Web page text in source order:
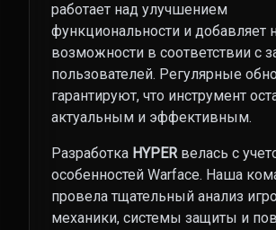
работает над улучшением
функциональности и добавляет
возможности в соответствии с
пользователей. Регулярные
гарантируют, что инструмент
актуальным и эффективным.
Разработка HYPERвелась с
особенностей Warface. Наша
провела тщательный анализ
механики, системы защиты и